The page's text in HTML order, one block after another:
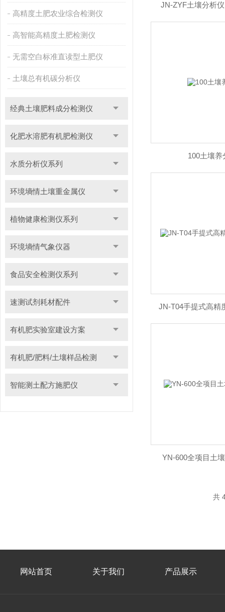
高精度土肥农业综合检测仪
高智能高精度土肥检测仪
无需空白标准直读型土肥仪
土壤总有机碳分析仪
经典土壤肥料成分检测仪
化肥水溶肥有机肥检测仪
水质分析仪系列
环境墒情土壤重金属仪
植物健康检测仪系列
环境墒情气象仪器
食品安全检测仪系列
速测试剂耗材配件
有机肥实验室建设方案
有机肥/肥料/土壤样品检测
智能测土配方施肥仪
JN-ZYF土壤分析
100土壤养
JN-T04手提式高精
YN-600全项目土
共
网站首页 关于我们 产品展示